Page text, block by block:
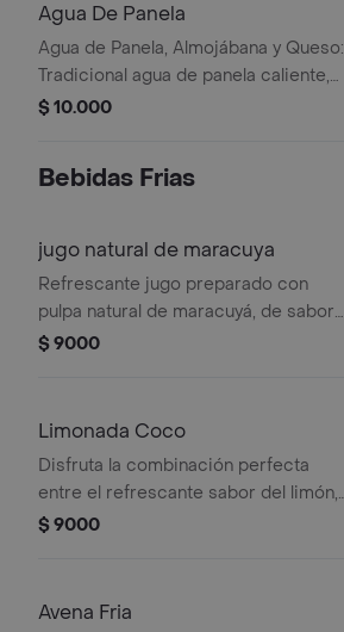
Agua De Panela
Agua de Panela, Almojábana y Queso:
Tradicional agua de panela caliente,
acompañada de una almojábana
$ 10.000
Bebidas Frias
jugo natural de maracuya
Refrescante jugo preparado con
pulpa natural de maracuyá, de sabor
tropical y el equilibrio perfecto entre
cualquier momento
$ 9000
Limonada Coco
Disfruta la combinación perfecta
entre el refrescante sabor del limón,
la suavidad de la leche y el auténtico
cualquier momento del día. ¡Cada
$ 9000
Avena Fria